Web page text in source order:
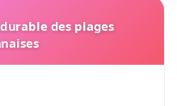
des plages